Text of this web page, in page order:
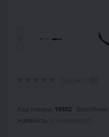
(0)
Код товара: 19352 Виробник:
Наявність: Є в наявності